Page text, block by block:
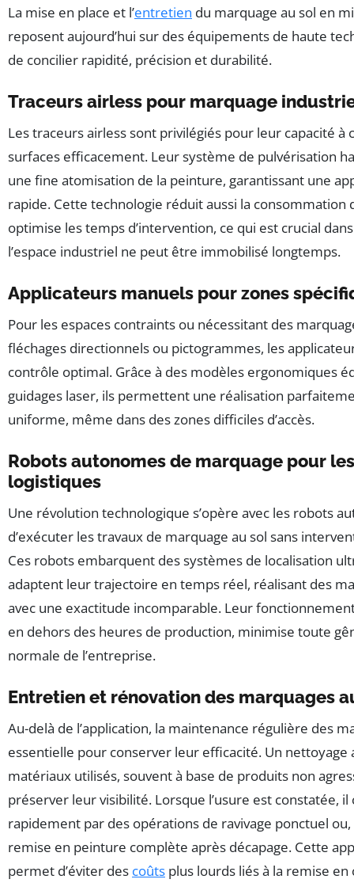
La mise en place et l’entretien du marquage au sol en
reposent aujourd’hui sur des équipements de haute
de concilier rapidité, précision et durabilité.
Traceurs airless pour marquage
Les traceurs airless sont privilégiés pour leur capacité à
surfaces efficacement. Leur système de pulvérisation
une fine atomisation de la peinture, garantissant une
rapide. Cette technologie réduit aussi la consommation
optimise les temps d’intervention, ce qui est crucial
l’espace industriel ne peut être immobilisé longtemps.
Applicateurs manuels pour zones
Pour les espaces contraints ou nécessitant des
fléchages directionnels ou pictogrammes, les
contrôle optimal. Grâce à des modèles ergonomiques
guidages laser, ils permettent une réalisation
uniforme, même dans des zones difficiles d’accès.
Robots autonomes de marquage pour
logistiques
Une révolution technologique s’opère avec les robots
d’exécuter les travaux de marquage au sol sans
Ces robots embarquent des systèmes de localisation
adaptent leur trajectoire en temps réel, réalisant des
avec une exactitude incomparable. Leur
en dehors des heures de production, minimise toute
normale de l’entreprise.
Entretien et rénovation des marquages
Au-delà de l’application, la maintenance régulière des
essentielle pour conserver leur efficacité. Un nettoyage
matériaux utilisés, souvent à base de produits non
préserver leur visibilité. Lorsque l’usure est constatée, il
rapidement par des opérations de ravivage ponctuel ou,
remise en peinture complète après décapage. Cette
permet d’éviter des coûts plus lourds liés à la remise